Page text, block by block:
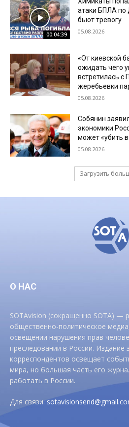
00:04:39
атаки БПЛА
бьют тревогу
05.08.2026
«От киевской
ожидать чего
встретилась с
жеребьевки
05.08.2026
Собянин
экономики
может «убить
05.08.2026
Загрузить
О НАС
SOTAvision (сокращенно SOTA) —
общественно-политическое
освещении нарушения прав
преследовании в России. Издание
корреспондентов освещает
мира, но большая часть его
работать в России.
Для связи: